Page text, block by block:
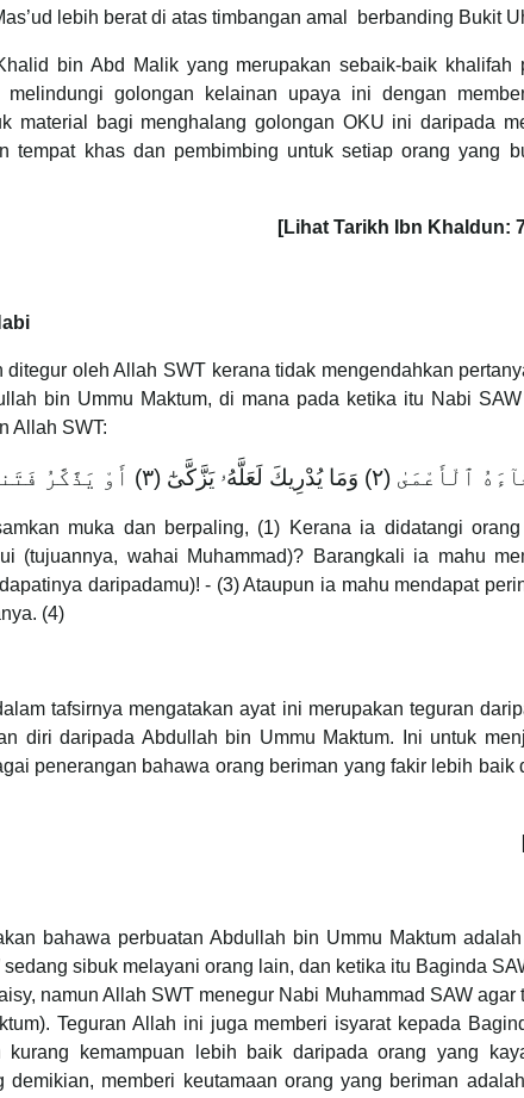
lebih berat di atas timbangan amal berbanding Bukit
bin Abd Malik yang merupakan sebaik-baik khalifah
melindungi golongan kelainan upaya ini dengan
material bagi menghalang golongan OKU ini daripada
tempat khas dan pembimbing untuk setiap orang yang
[Lihat Tarikh Ibn Khaldun:
ditegur oleh Allah SWT kerana tidak mengendahkan
bin Ummu Maktum, di mana pada ketika itu Nabi
Allah SWT:
muka dan berpaling, (1) Kerana ia didatangi
(tujuannya, wahai Muhammad)? Barangkali ia mahu
daripadamu)! - (3) Ataupun ia mahu mendapat
(4)
tafsirnya mengatakan ayat ini merupakan teguran
diri daripada Abdullah bin Ummu Maktum. Ini untuk
penerangan bahawa orang beriman yang fakir lebih baik
bahawa perbuatan Abdullah bin Ummu Maktum
sibuk melayani orang lain, dan ketika itu Baginda
namun Allah SWT menegur Nabi Muhammad SAW
Teguran Allah ini juga memberi isyarat kepada
kurang kemampuan lebih baik daripada orang yang
demikian, memberi keutamaan orang yang beriman